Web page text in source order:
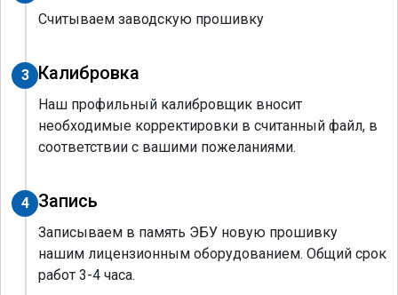
Считываем заводскую прошивку
3 Калибровка
Наш профильный калибровщик вносит
необходимые корректировки в считанный файл, в
соответствии с вашими пожеланиями.
4 Запись
Записываем в память ЭБУ новую прошивку
нашим лицензионным оборудованием. Общий срок
работ 3-4 часа.